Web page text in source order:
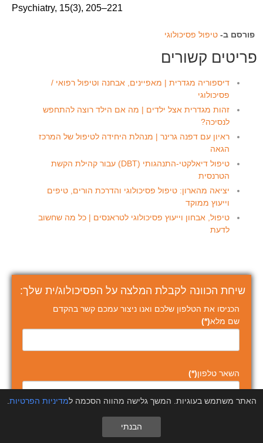
Psychiatry, 15(3), 205–221
פורסם ב- טיפול פסיכולוגי
פריטים קשורים
דיספוריה מגדרית | מאפיינים, אבחנה וטיפול רפואי /
פסיכולוגי
זהות מגדרית אצל ילדים | מה אם הילד רוצה להתחפש
לנסיכה?
ראיון עם דפנה גרינר | מנהלת היחידה לטיפול של המרכז
הגאה
טיפול דיאלקטי-התנהגותי (DBT) עבור קהילת הקשת
הטרנסית
יציאה מהארון: טיפול פסיכולוגי והדרכת הורים, טיפים
וייעוץ ממוקד
טיפול, אבחון וייעוץ פסיכולוגי לטראנסים | כל מה שחשוב
לדעת
שיחת הכוונה לקבלת המלצה על הפסיכולוג/ית שלך:
הכניסו את הטלפון שלכם ואנו ניצור עמכם קשר בהקדם
שם מלא(*)
השאר טלפון(*)
האתר משתמש בעוגיות. המשך גלישה מהווה הסכמה למדיניות הפרטיות
הבנתי